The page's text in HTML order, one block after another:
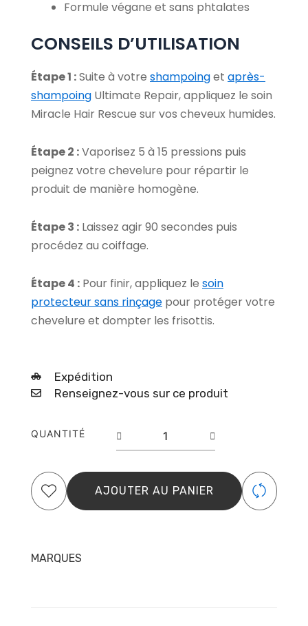
Formule végane et sans phtalates
CONSEILS D’UTILISATION
Étape 1 :Suite à votre shampoinget après-
shampoing Ultimate Repair, appliquez le soin
Miracle Hair Rescue sur vos cheveux humides.
Étape 2 :Vaporisez 5 à 15 pressions puis
peignez votre chevelure pour répartir le
produit de manière homogène.
Étape 3 : Laissez agir 90 secondes puis
procédez au coiffage.
Étape 4 : Pour finir, appliquez le soin
protecteur sans rinçage pour protéger votre
chevelure et dompter les frisottis.
Expédition
Renseignez-vous sur ce produit
QUANTITÉ
sans
Ultimate
Repair
AJOUTER AU PANIER
MARQUES